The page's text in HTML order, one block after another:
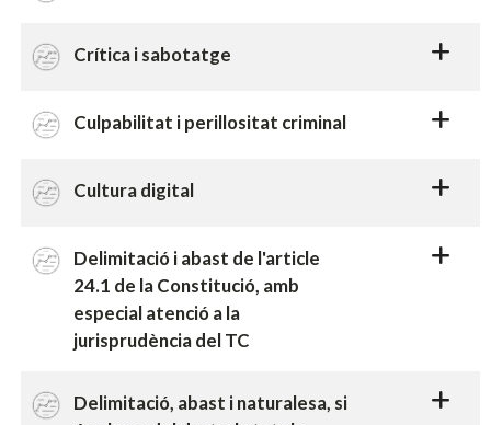
Crítica i sabotatge
Culpabilitat i perillositat criminal
Cultura digital
Delimitació i abast de l'article
24.1 de la Constitució, amb
especial atenció a la
jurisprudència del TC
Delimitació, abast i naturalesa, si